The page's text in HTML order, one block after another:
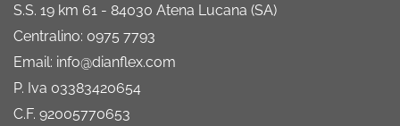
S.S. 19 km 61 - 84030 Atena Lucana (SA)
Centralino: 0975 7793
Email: info@dianflex.com
P. Iva 03383420654
C.F. 92005770653